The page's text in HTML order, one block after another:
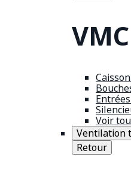
Voir
Ventilation
Retour